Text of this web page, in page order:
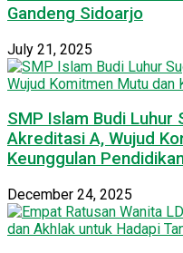
Gandeng Sidoarjo
July 21, 2025
SMP Islam Budi Luhur
Akreditasi A, Wujud
Keunggulan
December 24, 2025